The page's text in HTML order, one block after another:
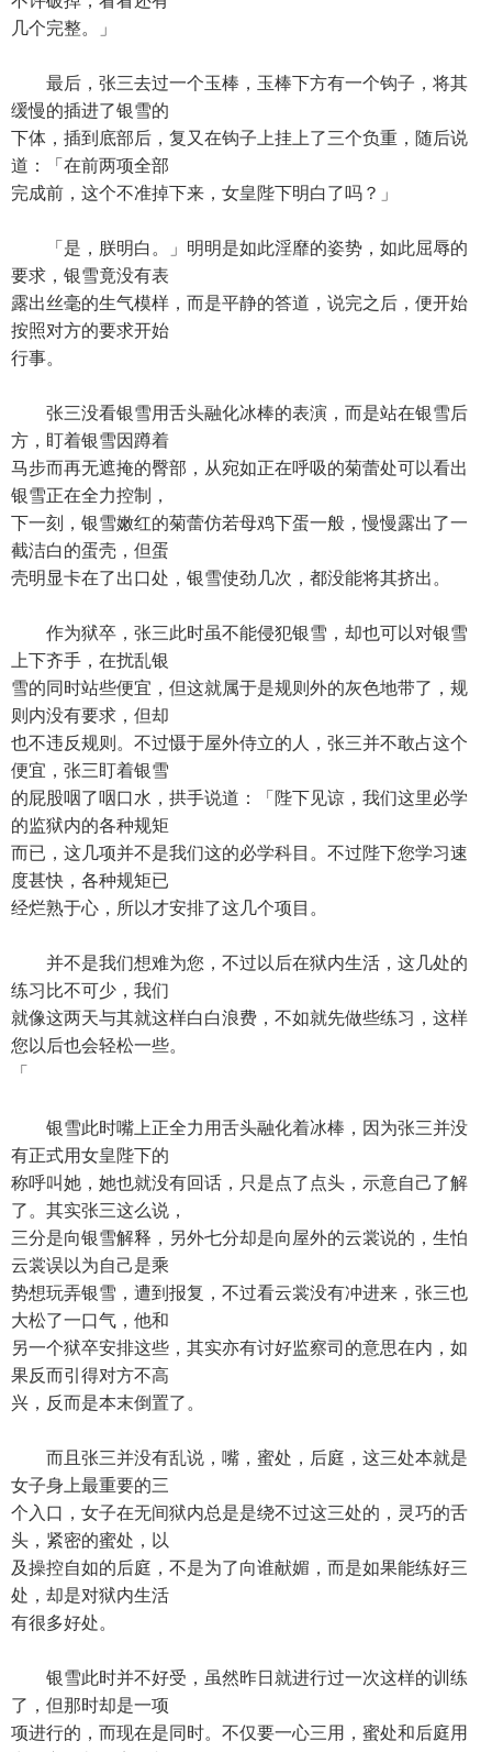
几个完整。」
最后，张三去过一个玉棒，玉棒下方有一个钩子，将其
缓慢的插进了银雪的
下体，插到底部后，复又在钩子上挂上了三个负重，随后说
道：「在前两项全部
完成前，这个不准掉下来，女皇陛下明白了吗？」
「是，朕明白。」明明是如此淫靡的姿势，如此屈辱的
要求，银雪竟没有表
露出丝毫的生气模样，而是平静的答道，说完之后，便开始
按照对方的要求开始
行事。
张三没看银雪用舌头融化冰棒的表演，而是站在银雪后
方，盯着银雪因蹲着
马步而再无遮掩的臀部，从宛如正在呼吸的菊蕾处可以看出
银雪正在全力控制，
下一刻，银雪嫩红的菊蕾仿若母鸡下蛋一般，慢慢露出了一
截洁白的蛋壳，但蛋
壳明显卡在了出口处，银雪使劲几次，都没能将其挤出。
作为狱卒，张三此时虽不能侵犯银雪，却也可以对银雪
上下齐手，在扰乱银
雪的同时站些便宜，但这就属于是规则外的灰色地带了，规
则内没有要求，但却
也不违反规则。不过慑于屋外侍立的人，张三并不敢占这个
便宜，张三盯着银雪
的屁股咽了咽口水，拱手说道：「陛下见谅，我们这里必学
的监狱内的各种规矩
而已，这几项并不是我们这的必学科目。不过陛下您学习速
度甚快，各种规矩已
经烂熟于心，所以才安排了这几个项目。
并不是我们想难为您，不过以后在狱内生活，这几处的
练习比不可少，我们
就像这两天与其就这样白白浪费，不如就先做些练习，这样
您以后也会轻松一些。
「
银雪此时嘴上正全力用舌头融化着冰棒，因为张三并没
有正式用女皇陛下的
称呼叫她，她也就没有回话，只是点了点头，示意自己了解
了。其实张三这么说，
三分是向银雪解释，另外七分却是向屋外的云裳说的，生怕
云裳误以为自己是乘
势想玩弄银雪，遭到报复，不过看云裳没有冲进来，张三也
大松了一口气，他和
另一个狱卒安排这些，其实亦有讨好监察司的意思在内，如
果反而引得对方不高
兴，反而是本末倒置了。
而且张三并没有乱说，嘴，蜜处，后庭，这三处本就是
女子身上最重要的三
个入口，女子在无间狱内总是是绕不过这三处的，灵巧的舌
头，紧密的蜜处，以
及操控自如的后庭，不是为了向谁献媚，而是如果能练好三
处，却是对狱内生活
有很多好处。
银雪此时并不好受，虽然昨日就进行过一次这样的训练
了，但那时却是一项
项进行的，而现在是同时。不仅要一心三用，蜜处和后庭用